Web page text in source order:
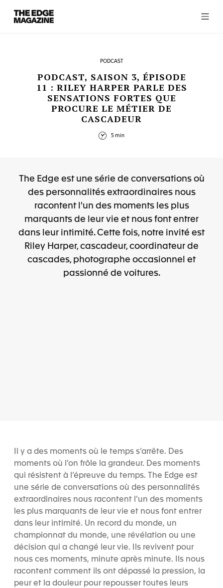
RECENT ARTICLES
The
Edge
Magazine
PODCAST
PODCAST, SAISON 3, ÉPISODE
11 : RILEY HARPER PARLE DES
SENSATIONS FORTES QUE
PROCURE LE MÉTIER DE
CASCADEUR
5 min
The Edge est une série de conversations où
des personnalités extraordinaires nous
racontent l'un des moments les plus
marquants de leur vie et nous font entrer
dans leur intimité. Cette fois, notre invité est
Riley Harper, cascadeur, coordinateur de
cascades, photographe occasionnel et
passionné de voitures.
Il y a des moments où le temps s’arrête. Des
moments où l’on frôle la grandeur. Des moments
qui résistent à l’épreuve du temps. The Edge est
une série de conversations où des personnalités
extraordinaires nous racontent l’un des moments
les plus marquants de leur vie et nous font entrer
dans leur intimité. Un record du monde, un
championnat du monde, une révélation ou une
décision qui a changé leur vie. Ils revivent pour
nous ces moments, minute après minute. Ils nous
racontent comment ils ont dépassé la pression, la
peur et la douleur pour repousser toutes leurs